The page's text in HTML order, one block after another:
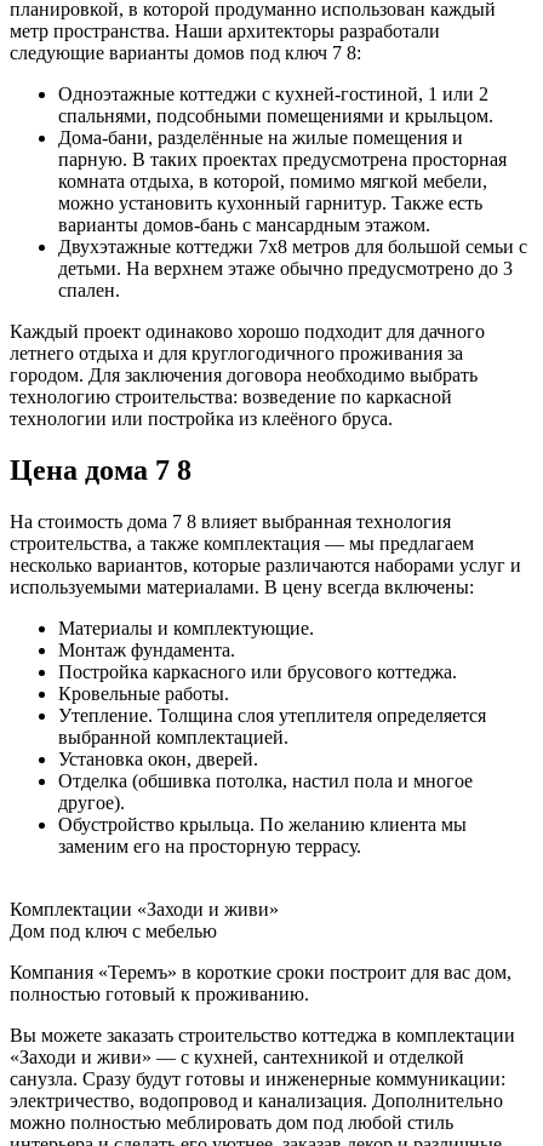
планировкой, в которой продуманно использован каждый
метр пространства. Наши архитекторы разработали
следующие варианты домов под ключ 7 8:
Одноэтажные коттеджи с кухней-гостиной, 1 или 2
спальнями, подсобными помещениями и крыльцом.
Дома-бани, разделённые на жилые помещения и
парную. В таких проектах предусмотрена просторная
комната отдыха, в которой, помимо мягкой мебели,
можно установить кухонный гарнитур. Также есть
варианты домов-бань с мансардным этажом.
Двухэтажные коттеджи 7х8 метров для большой семьи с
детьми. На верхнем этаже обычно предусмотрено до 3
спален.
Каждый проект одинаково хорошо подходит для дачного
летнего отдыха и для круглогодичного проживания за
городом. Для заключения договора необходимо выбрать
технологию строительства: возведение по каркасной
технологии или постройка из клеёного бруса.
Цена дома 7 8
На стоимость дома 7 8 влияет выбранная технология
строительства, а также комплектация — мы предлагаем
несколько вариантов, которые различаются наборами услуг и
используемыми материалами. В цену всегда включены:
Материалы и комплектующие.
Монтаж фундамента.
Постройка каркасного или брусового коттеджа.
Кровельные работы.
Утепление. Толщина слоя утеплителя определяется
выбранной комплектацией.
Установка окон, дверей.
Отделка (обшивка потолка, настил пола и многое
другое).
Обустройство крыльца. По желанию клиента мы
заменим его на просторную террасу.
Комплектации «Заходи и живи»
Дом под ключ с мебелью
Компания «Теремъ» в короткие сроки построит для вас дом,
полностью готовый к проживанию.
Вы можете заказать строительство коттеджа в комплектации
«Заходи и живи» — с кухней, сантехникой и отделкой
санузла. Сразу будут готовы и инженерные коммуникации:
электричество, водопровод и канализация. Дополнительно
можно полностью меблировать дом под любой стиль